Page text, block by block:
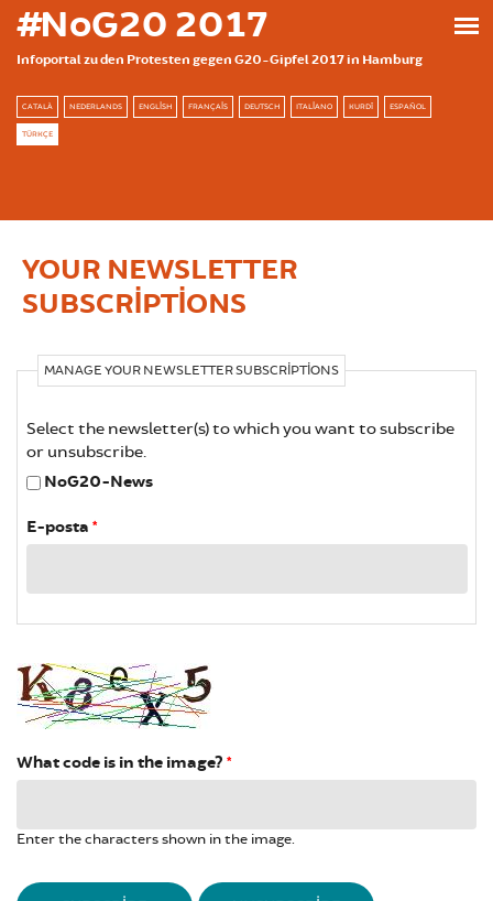
Ana içeriğe atla
#NoG20 2017
Infoportal zu den Protesten gegen G20-Gipfel 2017 in Hamburg
CATALÀ NEDERLANDS ENGLISH FRANÇAIS DEUTSCH ITALIANO KURDÎ ESPAÑOL
TÜRKÇE
YOUR NEWSLETTER
SUBSCRIPTIONS
MANAGE YOUR NEWSLETTER SUBSCRIPTIONS
Select the newsletter(s) to which you want to subscribe
or unsubscribe.
NoG20-News
E-posta *
What code is in the image? *
Enter the characters shown in the image.